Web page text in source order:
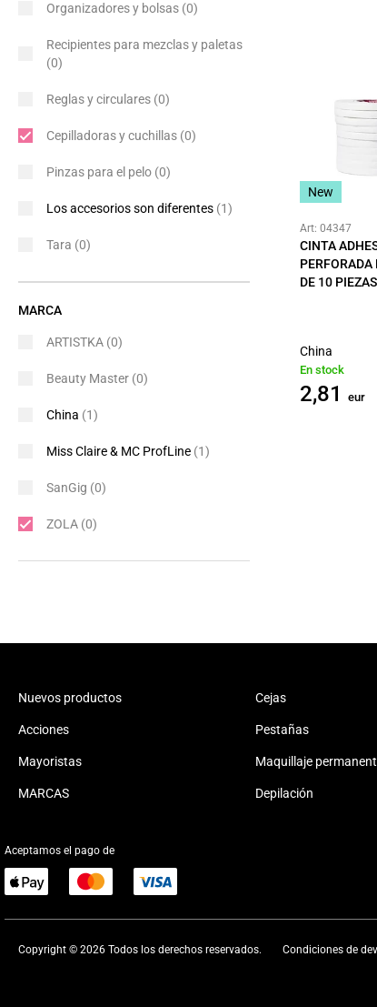
New
Art: 04347
CINTA
PERFORADA
DE 10 PIEZAS
China
En stock
2,81 eur
Organizadores y bolsas (0)
Recipientes para mezclas y paletas
(0)
Reglas y circulares (0)
Cepilladoras y cuchillas (0)
Pinzas para el pelo (0)
Los accesorios son diferentes (1)
Tara (0)
MARCA
ARTISTKA (0)
Beauty Master (0)
China (1)
Miss Claire & MC ProfLine (1)
SanGig (0)
ZOLA (0)
Nuevos productos
Acciones
Mayoristas
MARCAS
Cejas
Pestañas
Maquillaje
Depilación
Aceptamos el pago de
Copyright © 2026 Todos los derechos reservados. Condiciones de